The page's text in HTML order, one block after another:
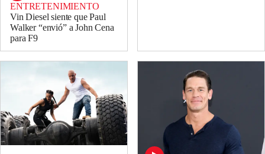
ENTRETENIMIENTO
Vin Diesel siente que Paul
Walker “envió” a John Cena
para F9